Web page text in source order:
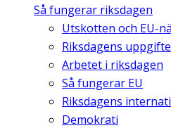
Så fungerar riksdagen
Utskotten och EU-
Riksdagens
Arbetet i riksdagen
Så fungerar EU
Riksdagens
Demokrati